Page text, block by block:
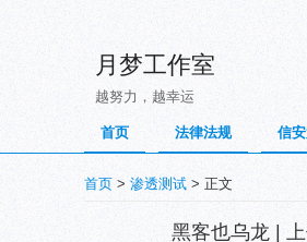
月梦工作室
越努力，越幸运
首页 法律法规 信
首页 > 渗透测试 > 正文
黑客也乌龙 |